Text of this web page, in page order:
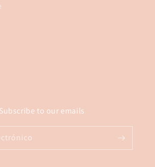
Subscribe to our emails